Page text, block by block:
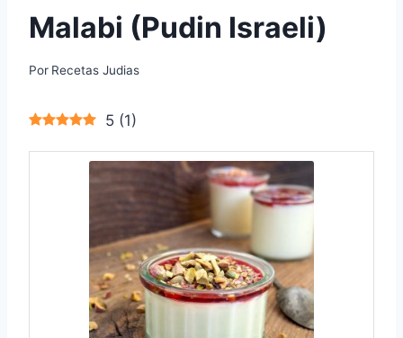
Malabi (Pudin Israeli)
Por Recetas Judias
5 (1)